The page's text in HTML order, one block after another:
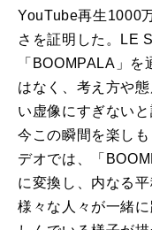
YouTube再生1000
さを証明した。
LE
「BOOMPALA」
はなく、考え方や
い虚像にすぎない
今この瞬間を楽し
デオでは、「
に変換し、内なる
様々な人々 が一緒に